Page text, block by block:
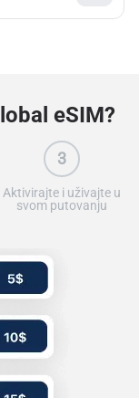
eSIM?
3
Aktivirajte i uživajte u
svom putovanju